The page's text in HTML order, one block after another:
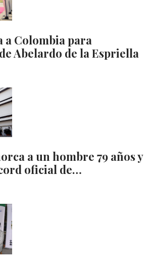
Colombia para
Abelardo de la Espriella
a un hombre 79 años y
oficial de…